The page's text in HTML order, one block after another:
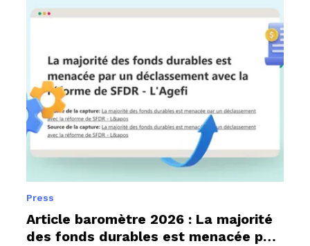
Press
Article baromètre 2026 : La majorité
des fonds durables est menacée par